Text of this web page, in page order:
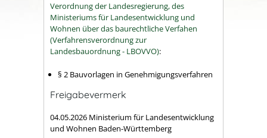
Verordnung der Landesregierung, des
Ministeriums für Landesentwicklung und
Wohnen über das baurechtliche Verfahen
(Verfahrensverordnung zur
Landesbauordnung - LBOVVO):
§ 2 Bauvorlagen in Genehmigungsverfahren
Freigabevermerk
04.05.2026 Ministerium für Landesentwicklung
und Wohnen Baden-Württemberg